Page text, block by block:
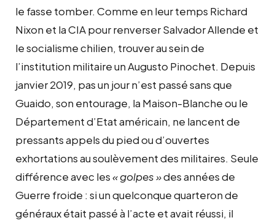
le fasse tomber. Comme en leur temps Richard
Nixon et la CIA pour renverser Salvador Allende et
le socialisme chilien, trouver au sein de
l’institution militaire un Augusto Pinochet. Depuis
janvier 2019, pas un jour n’est passé sans que
Guaido, son entourage, la Maison-Blanche ou le
Département d’Etat américain, ne lancent de
pressants appels du pied ou d’ouvertes
exhortations au soulèvement des militaires. Seule
différence avec les« golpes »des années de
Guerre froide : si un quelconque quarteron de
généraux était passé à l’acte et avait réussi, il